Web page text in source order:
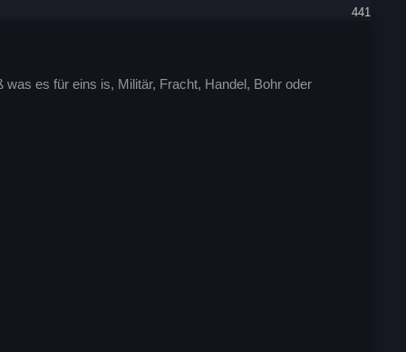
441
es für eins is, Militär, Fracht, Handel, Bohr oder